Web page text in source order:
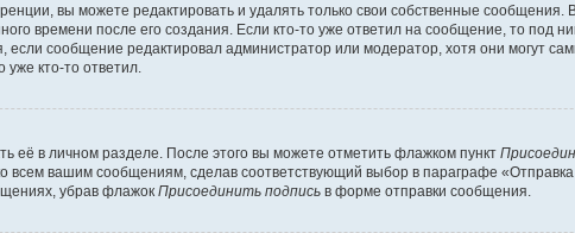
вы можете редактировать и удалять только свои собственные
времени после его создания. Если кто-то уже ответил на сообщение, то под
если сообщение редактировал администратор или модератор, хотя они могут
кто-то ответил.
её в личном разделе. После этого вы можете отметить флажком пункт
всем вашим сообщениям, сделав соответствующий выбор в параграфе
убрав флажок Присоединить подпись в форме отправки сообщения.